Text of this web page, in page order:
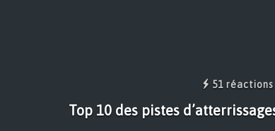
51 réactions
Top 10 des pistes